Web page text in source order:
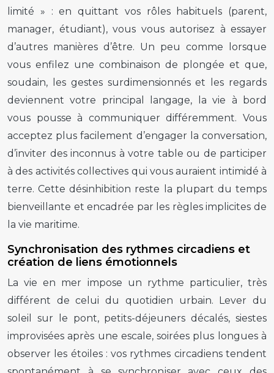
limité » : en quittant vos rôles habituels (parent,
manager, étudiant), vous vous autorisez à essayer
d’autres manières d’être. Un peu comme lorsque
vous enfilez une combinaison de plongée et que,
soudain, les gestes surdimensionnés et les regards
deviennent votre principal langage, la vie à bord
vous pousse à communiquer différemment. Vous
acceptez plus facilement d’engager la conversation,
d’inviter des inconnus à votre table ou de participer
à des activités collectives qui vous auraient intimidé à
terre. Cette désinhibition reste la plupart du temps
bienveillante et encadrée par les règles implicites de
la vie maritime.
Synchronisation des rythmes circadiens et
création de liens émotionnels
La vie en mer impose un rythme particulier, très
différent de celui du quotidien urbain. Lever du
soleil sur le pont, petits-déjeuners décalés, siestes
improvisées après une escale, soirées plus longues à
observer les étoiles : vos rythmes circadiens tendent